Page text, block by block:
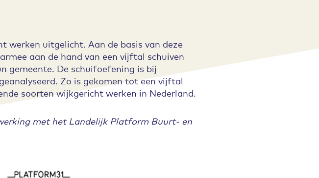
werken uitgelicht. Aan de basis van deze
aan de hand van een vijftal schuiven
gemeente. De schuifoefening is bij
Zo is gekomen tot een vijftal
soorten wijkgericht werken in Nederland.
met het Landelijk Platform Buurt- en